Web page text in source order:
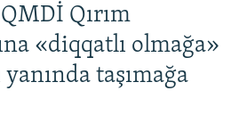
Qırım
«diqqatlı olmağa»
taşımağa